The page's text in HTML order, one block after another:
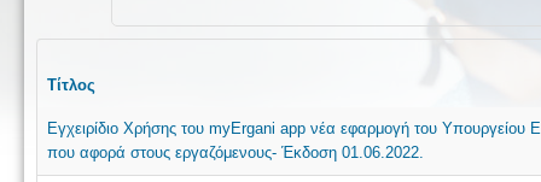
Τίτλος
Εγχειρίδιο Χρήσης του myΕrgani app νέα εφαρμογή του
που αφορά στους εργαζόμενους- Έκδοση 01.06.2022.